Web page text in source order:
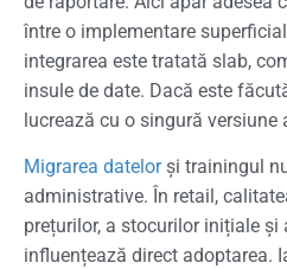
între o implementare
integrarea este tratată slab,
insule de date. Dacă este
lucrează cu o singură versiune
Migrarea datelorși trainingul
administrative. În retail,
prețurilor, a stocurilor inițiale și
influențează direct adoptarea.